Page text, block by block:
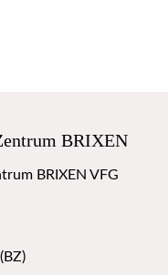
BRIXEN
BRIXEN VFG